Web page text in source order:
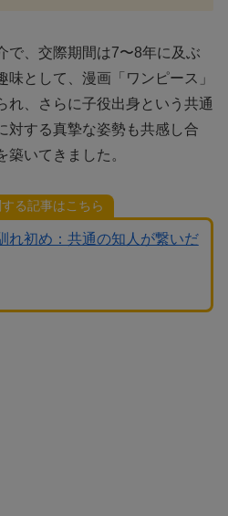
で、交際期間は7〜8年に及ぶ
味として、漫画「ワンピース」
れ、さらに子役出身という共通
対する真摯な姿勢も共感し合
いてきました。
る記事はこちら
れ初め：共通の知人が繋いだ